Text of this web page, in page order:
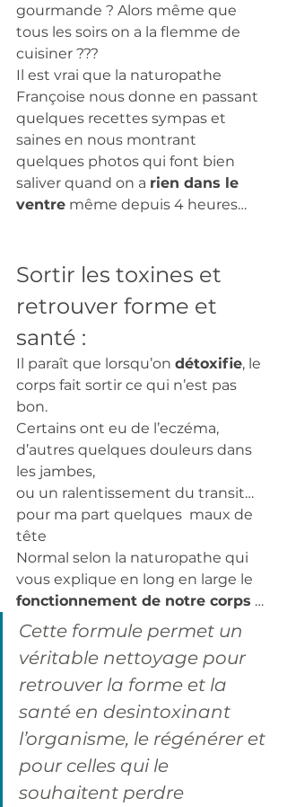
gourmande ? Alors même que
tous les soirs on a la flemme de
cuisiner ???
Il est vrai que la naturopathe
Françoise nous donne en passant
quelques recettes sympas et
saines en nous montrant
quelques photos qui font bien
saliver quand on a rien dans le
ventre même depuis 4 heures…
Sortir les toxines et
retrouver forme et
santé :
Il paraît que lorsqu’on détoxifie, le
corps fait sortir ce qui n’est pas
bon.
Certains ont eu de l’eczéma,
d’autres quelques douleurs dans
les jambes,
ou un ralentissement du transit…
pour ma part quelques  maux de
tête
Normal selon la naturopathe qui
vous explique en long en large le
fonctionnement de notre corps …
Cette formule permet un
véritable nettoyage pour
retrouver la forme et la
santé en desintoxinant
l’organisme, le régénérer et
pour celles qui le
souhaitent perdre